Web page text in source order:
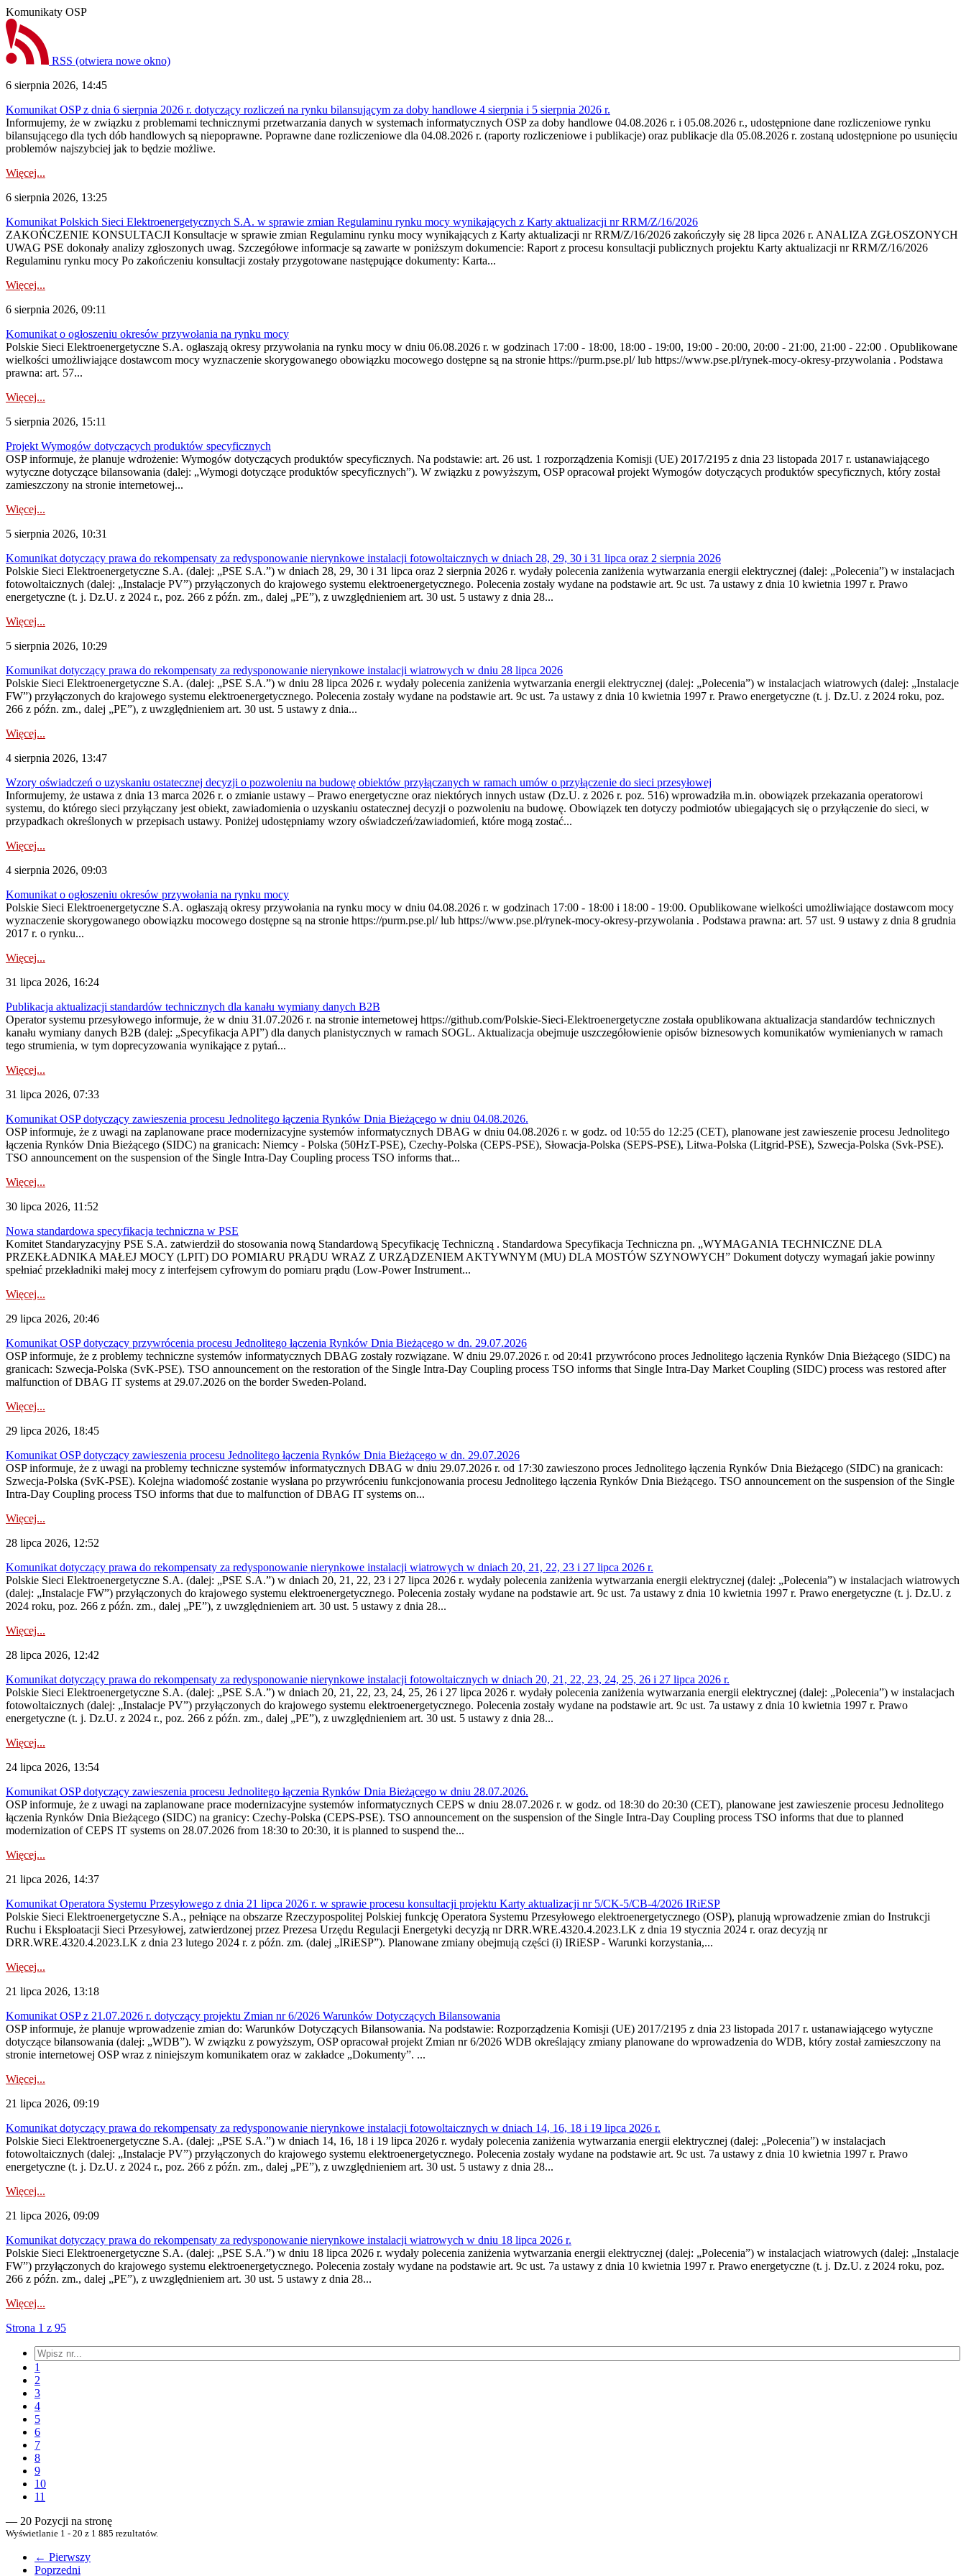
Komunikaty OSP
RSS (otwiera nowe okno)
6 sierpnia 2026, 14:45
Komunikat OSP z dnia 6 sierpnia 2026 r. dotyczący rozliczeń na rynku bilansującym za doby handlowe 4 sierpnia i 5 sierpnia 2026 r.
Informujemy, że w związku z problemami technicznymi przetwarzania danych w systemach informatycznych OSP za doby handlowe 04.08.2026 r. i 05.08.2026 r., udostępnione dane rozliczeniowe rynku
bilansującego dla tych dób handlowych są niepoprawne. Poprawne dane rozliczeniowe dla 04.08.2026 r. (raporty rozliczeniowe i publikacje) oraz publikacje dla 05.08.2026 r. zostaną udostępnione po usunięciu
problemów najszybciej jak to będzie możliwe.
Więcej...
6 sierpnia 2026, 13:25
Komunikat Polskich Sieci Elektroenergetycznych S.A. w sprawie zmian Regulaminu rynku mocy wynikających z Karty aktualizacji nr RRM/Z/16/2026
ZAKOŃCZENIE KONSULTACJI Konsultacje w sprawie zmian Regulaminu rynku mocy wynikających z Karty aktualizacji nr RRM/Z/16/2026 zakończyły się 28 lipca 2026 r. ANALIZA ZGŁOSZONYCH
UWAG PSE dokonały analizy zgłoszonych uwag. Szczegółowe informacje są zawarte w poniższym dokumencie: Raport z procesu konsultacji publicznych projektu Karty aktualizacji nr RRM/Z/16/2026
Regulaminu rynku mocy Po zakończeniu konsultacji zostały przygotowane następujące dokumenty: Karta...
Więcej...
6 sierpnia 2026, 09:11
Komunikat o ogłoszeniu okresów przywołania na rynku mocy
Polskie Sieci Elektroenergetyczne S.A. ogłaszają okresy przywołania na rynku mocy w dniu 06.08.2026 r. w godzinach 17:00 - 18:00, 18:00 - 19:00, 19:00 - 20:00, 20:00 - 21:00, 21:00 - 22:00 . Opublikowane
wielkości umożliwiające dostawcom mocy wyznaczenie skorygowanego obowiązku mocowego dostępne są na stronie https://purm.pse.pl/ lub https://www.pse.pl/rynek-mocy-okresy-przywolania . Podstawa
prawna: art. 57...
Więcej...
5 sierpnia 2026, 15:11
Projekt Wymogów dotyczących produktów specyficznych
OSP informuje, że planuje wdrożenie: Wymogów dotyczących produktów specyficznych. Na podstawie: art. 26 ust. 1 rozporządzenia Komisji (UE) 2017/2195 z dnia 23‍ listopada 2017 r. ustanawiającego
wytyczne dotyczące bilansowania (dalej: „Wymogi dotyczące produktów specyficznych”). W związku z powyższym, OSP opracował projekt Wymogów dotyczących produktów specyficznych, który został
zamieszczony na stronie internetowej...
Więcej...
5 sierpnia 2026, 10:31
Komunikat dotyczący prawa do rekompensaty za redysponowanie nierynkowe instalacji fotowoltaicznych w dniach 28, 29, 30 i 31 lipca oraz 2 sierpnia 2026
Polskie Sieci Elektroenergetyczne S.A. (dalej: „PSE S.A.”) w dniach 28, 29, 30 i 31 lipca oraz 2 sierpnia 2026 r. wydały polecenia zaniżenia wytwarzania energii elektrycznej (dalej: „Polecenia”) w instalacjach
fotowoltaicznych (dalej: „Instalacje PV”) przyłączonych do krajowego systemu elektroenergetycznego. Polecenia zostały wydane na podstawie art. 9c ust. 7a ustawy z dnia 10 kwietnia 1997 r. Prawo
energetyczne (t. j. Dz.U. z 2024 r., poz. 266 z późn. zm., dalej „PE”), z uwzględnieniem art. 30 ust. 5 ustawy z dnia 28...
Więcej...
5 sierpnia 2026, 10:29
Komunikat dotyczący prawa do rekompensaty za redysponowanie nierynkowe instalacji wiatrowych w dniu 28 lipca 2026
Polskie Sieci Elektroenergetyczne S.A. (dalej: „PSE S.A.”) w dniu 28 lipca 2026 r. wydały polecenia zaniżenia wytwarzania energii elektrycznej (dalej: „Polecenia”) w instalacjach wiatrowych (dalej: „Instalacje
FW”) przyłączonych do krajowego systemu elektroenergetycznego. Polecenia zostały wydane na podstawie art. 9c ust. 7a ustawy z dnia 10 kwietnia 1997 r. Prawo energetyczne (t. j. Dz.U. z 2024 roku, poz.
266 z późn. zm., dalej „PE”), z uwzględnieniem art. 30 ust. 5 ustawy z dnia...
Więcej...
4 sierpnia 2026, 13:47
Wzory oświadczeń o uzyskaniu ostatecznej decyzji o pozwoleniu na budowę obiektów przyłączanych w ramach umów o przyłączenie do sieci przesyłowej
Informujemy, że ustawa z dnia 13 marca 2026 r. o zmianie ustawy – Prawo energetyczne oraz niektórych innych ustaw (Dz.U. z 2026 r. poz. 516) wprowadziła m.in. obowiązek przekazania operatorowi
systemu, do którego sieci przyłączany jest obiekt, zawiadomienia o uzyskaniu ostatecznej decyzji o pozwoleniu na budowę. Obowiązek ten dotyczy podmiotów ubiegających się o przyłączenie do sieci, w
przypadkach określonych w przepisach ustawy. Poniżej udostępniamy wzory oświadczeń/zawiadomień, które mogą zostać...
Więcej...
4 sierpnia 2026, 09:03
Komunikat o ogłoszeniu okresów przywołania na rynku mocy
Polskie Sieci Elektroenergetyczne S.A. ogłaszają okresy przywołania na rynku mocy w dniu 04.08.2026 r. w godzinach 17:00 - 18:00 i 18:00 - 19:00. Opublikowane wielkości umożliwiające dostawcom mocy
wyznaczenie skorygowanego obowiązku mocowego dostępne są na stronie https://purm.pse.pl/ lub https://www.pse.pl/rynek-mocy-okresy-przywolania . Podstawa prawna: art. 57 ust. 9 ustawy z dnia 8 grudnia
2017 r. o rynku...
Więcej...
31 lipca 2026, 16:24
Publikacja aktualizacji standardów technicznych dla kanału wymiany danych B2B
Operator systemu przesyłowego informuje, że w dniu 31.07.2026 r. na stronie internetowej https://github.com/Polskie-Sieci-Elektroenergetyczne została opublikowana aktualizacja standardów technicznych
kanału wymiany danych B2B (dalej: „Specyfikacja API”) dla danych planistycznych w ramach SOGL. Aktualizacja obejmuje uszczegółowienie opisów biznesowych komunikatów wymienianych w ramach
tego strumienia, w tym doprecyzowania wynikające z pytań...
Więcej...
31 lipca 2026, 07:33
Komunikat OSP dotyczący zawieszenia procesu Jednolitego łączenia Rynków Dnia Bieżącego w dniu 04.08.2026.
OSP informuje, że z uwagi na zaplanowane prace modernizacyjne systemów informatycznych DBAG w dniu 04.08.2026 r. w godz. od 10:55 do 12:25 (CET), planowane jest zawieszenie procesu Jednolitego
łączenia Rynków Dnia Bieżącego (SIDC) na granicach: Niemcy - Polska (50HzT-PSE), Czechy-Polska (CEPS-PSE), Słowacja-Polska (SEPS-PSE), Litwa-Polska (Litgrid-PSE), Szwecja-Polska (Svk-PSE).
TSO announcement on the suspension of the Single Intra-Day Coupling process TSO informs that...
Więcej...
30 lipca 2026, 11:52
Nowa standardowa specyfikacja techniczna w PSE
Komitet Standaryzacyjny PSE S.A. zatwierdził do stosowania nową Standardową Specyfikację Techniczną . Standardowa Specyfikacja Techniczna pn. „WYMAGANIA TECHNICZNE DLA
PRZEKŁADNIKA MAŁEJ MOCY (LPIT) DO POMIARU PRĄDU WRAZ Z URZĄDZENIEM AKTYWNYM (MU) DLA MOSTÓW SZYNOWYCH” Dokument dotyczy wymagań jakie powinny
spełniać przekładniki małej mocy z interfejsem cyfrowym do pomiaru prądu (Low-Power Instrument...
Więcej...
29 lipca 2026, 20:46
Komunikat OSP dotyczący przywrócenia procesu Jednolitego łączenia Rynków Dnia Bieżącego w dn. 29.07.2026
OSP informuje, że z problemy techniczne systemów informatycznych DBAG zostały rozwiązane. W dniu 29.07.2026 r. od 20:41 przywrócono proces Jednolitego łączenia Rynków Dnia Bieżącego (SIDC) na
granicach: Szwecja-Polska (SvK-PSE). TSO announcement on the restoration of the Single Intra-Day Coupling process TSO informs that Single Intra-Day Market Coupling (SIDC) process was restored after
malfunction of DBAG IT systems at 29.07.2026 on the border Sweden-Poland.
Więcej...
29 lipca 2026, 18:45
Komunikat OSP dotyczący zawieszenia procesu Jednolitego łączenia Rynków Dnia Bieżącego w dn. 29.07.2026
OSP informuje, że z uwagi na problemy techniczne systemów informatycznych DBAG w dniu 29.07.2026 r. od 17:30 zawieszono proces Jednolitego łączenia Rynków Dnia Bieżącego (SIDC) na granicach:
Szwecja-Polska (SvK-PSE). Kolejna wiadomość zostanie wysłana po przywróceniu funkcjonowania procesu Jednolitego łączenia Rynków Dnia Bieżącego. TSO announcement on the suspension of the Single
Intra-Day Coupling process TSO informs that due to malfunction of DBAG IT systems on...
Więcej...
28 lipca 2026, 12:52
Komunikat dotyczący prawa do rekompensaty za redysponowanie nierynkowe instalacji wiatrowych w dniach 20, 21, 22, 23 i 27 lipca 2026 r.
Polskie Sieci Elektroenergetyczne S.A. (dalej: „PSE S.A.”) w dniach 20, 21, 22, 23 i 27 lipca 2026 r. wydały polecenia zaniżenia wytwarzania energii elektrycznej (dalej: „Polecenia”) w instalacjach wiatrowych
(dalej: „Instalacje FW”) przyłączonych do krajowego systemu elektroenergetycznego. Polecenia zostały wydane na podstawie art. 9c ust. 7a ustawy z dnia 10 kwietnia 1997 r. Prawo energetyczne (t. j. Dz.U. z
2024 roku, poz. 266 z późn. zm., dalej „PE”), z uwzględnieniem art. 30 ust. 5 ustawy z dnia 28...
Więcej...
28 lipca 2026, 12:42
Komunikat dotyczący prawa do rekompensaty za redysponowanie nierynkowe instalacji fotowoltaicznych w dniach 20, 21, 22, 23, 24, 25, 26 i 27 lipca 2026 r.
Polskie Sieci Elektroenergetyczne S.A. (dalej: „PSE S.A.”) w dniach 20, 21, 22, 23, 24, 25, 26 i 27 lipca 2026 r. wydały polecenia zaniżenia wytwarzania energii elektrycznej (dalej: „Polecenia”) w instalacjach
fotowoltaicznych (dalej: „Instalacje PV”) przyłączonych do krajowego systemu elektroenergetycznego. Polecenia zostały wydane na podstawie art. 9c ust. 7a ustawy z dnia 10 kwietnia 1997 r. Prawo
energetyczne (t. j. Dz.U. z 2024 r., poz. 266 z późn. zm., dalej „PE”), z uwzględnieniem art. 30 ust. 5 ustawy z dnia 28...
Więcej...
24 lipca 2026, 13:54
Komunikat OSP dotyczący zawieszenia procesu Jednolitego łączenia Rynków Dnia Bieżącego w dniu 28.07.2026.
OSP informuje, że z uwagi na zaplanowane prace modernizacyjne systemów informatycznych CEPS w dniu 28.07.2026 r. w godz. od 18:30 do 20:30 (CET), planowane jest zawieszenie procesu Jednolitego
łączenia Rynków Dnia Bieżącego (SIDC) na granicy: Czechy-Polska (CEPS-PSE). TSO announcement on the suspension of the Single Intra-Day Coupling process TSO informs that due to planned
modernization of CEPS IT systems on 28.07.2026 from 18:30 to 20:30, it is planned to suspend the...
Więcej...
21 lipca 2026, 14:37
Komunikat Operatora Systemu Przesyłowego z dnia 21 lipca 2026 r. w sprawie procesu konsultacji projektu Karty aktualizacji nr 5/CK-5/CB-4/2026 IRiESP
Polskie Sieci Elektroenergetyczne S.A., pełniące na obszarze Rzeczypospolitej Polskiej funkcję Operatora Systemu Przesyłowego elektroenergetycznego (OSP), planują wprowadzenie zmian do Instrukcji
Ruchu i Eksploatacji Sieci Przesyłowej, zatwierdzonej przez Prezesa Urzędu Regulacji Energetyki decyzją nr DRR.WRE.4320.4.2023.LK z dnia 19 stycznia 2024 r. oraz decyzją nr
DRR.WRE.4320.4.2023.LK z dnia 23 lutego 2024 r. z późn. zm. (dalej „IRiESP”). Planowane zmiany obejmują części (i) IRiESP - Warunki korzystania,...
Więcej...
21 lipca 2026, 13:18
Komunikat OSP z 21.07.2026 r. dotyczący projektu Zmian nr 6/2026 Warunków Dotyczących Bilansowania
OSP informuje, że planuje wprowadzenie zmian do: Warunków Dotyczących Bilansowania. Na podstawie: Rozporządzenia Komisji (UE) 2017/2195 z dnia 23‍ listopada 2017 r. ustanawiającego wytyczne
dotyczące bilansowania (dalej: „WDB”). W związku z powyższym, OSP opracował projekt Zmian nr 6/2026 WDB określający zmiany planowane do wprowadzenia do WDB, który został zamieszczony na
stronie internetowej OSP wraz z niniejszym komunikatem oraz w zakładce „Dokumenty”. ...
Więcej...
21 lipca 2026, 09:19
Komunikat dotyczący prawa do rekompensaty za redysponowanie nierynkowe instalacji fotowoltaicznych w dniach 14, 16, 18 i 19 lipca 2026 r.
Polskie Sieci Elektroenergetyczne S.A. (dalej: „PSE S.A.”) w dniach 14, 16, 18 i 19 lipca 2026 r. wydały polecenia zaniżenia wytwarzania energii elektrycznej (dalej: „Polecenia”) w instalacjach
fotowoltaicznych (dalej: „Instalacje PV”) przyłączonych do krajowego systemu elektroenergetycznego. Polecenia zostały wydane na podstawie art. 9c ust. 7a ustawy z dnia 10 kwietnia 1997 r. Prawo
energetyczne (t. j. Dz.U. z 2024 r., poz. 266 z późn. zm., dalej „PE”), z uwzględnieniem art. 30 ust. 5 ustawy z dnia 28...
Więcej...
21 lipca 2026, 09:09
Komunikat dotyczący prawa do rekompensaty za redysponowanie nierynkowe instalacji wiatrowych w dniu 18 lipca 2026 r.
Polskie Sieci Elektroenergetyczne S.A. (dalej: „PSE S.A.”) w dniu 18 lipca 2026 r. wydały polecenia zaniżenia wytwarzania energii elektrycznej (dalej: „Polecenia”) w instalacjach wiatrowych (dalej: „Instalacje
FW”) przyłączonych do krajowego systemu elektroenergetycznego. Polecenia zostały wydane na podstawie art. 9c ust. 7a ustawy z dnia 10 kwietnia 1997 r. Prawo energetyczne (t. j. Dz.U. z 2024 roku, poz.
266 z późn. zm., dalej „PE”), z uwzględnieniem art. 30 ust. 5 ustawy z dnia 28...
Więcej...
Strona 1 z 95
1
2
3
4
5
6
7
8
9
10
11
— 20 Pozycji na stronę
Wyświetlanie 1 - 20 z 1 885 rezultatów.
← Pierwszy
Poprzedni